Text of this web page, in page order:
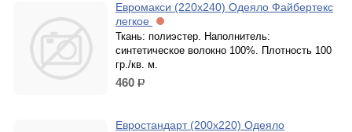
Евромакси (220х240) Одеяло Файбертекс
легкое
Ткань: полиэстер. Наполнитель:
синтетическое волокно 100%. Плотность 100
гр./кв. м.
460 р.
Евростандарт (200х220) Одеяло